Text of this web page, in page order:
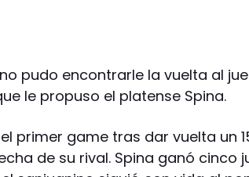
pudo encontrarle la vuelta al
le propuso el platense Spina.
primer game tras dar vuelta un
de su rival. Spina ganó cinco